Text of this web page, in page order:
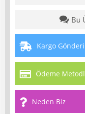
Bu
Kargo
Ödeme
Neden Biz